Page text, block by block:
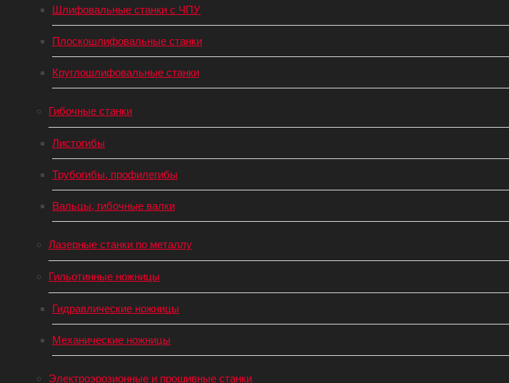
Шлифовальные станки с ЧПУ
Плоскошлифовальные станки
Круглошлифовальные станки
Гибочные станки
Листогибы
Трубогибы, профилегибы
Вальцы, гибочные валки
Лазерные станки по металлу
Гильотинные ножницы
Гидравлические ножницы
Механические ножницы
Электроэрозионные и прошивные станки